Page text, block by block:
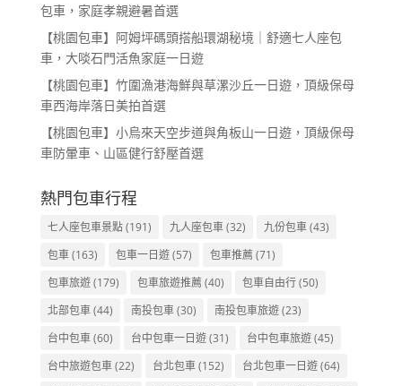
包車，家庭孝親避暑首選
【桃園包車】阿姆坪碼頭搭船環湖秘境｜舒適七人座包
車，大啖石門活魚家庭一日遊
【桃園包車】竹圍漁港海鮮與草漯沙丘一日遊，頂級保母
車西海岸落日美拍首選
【桃園包車】小烏來天空步道與角板山一日遊，頂級保母
車防暈車、山區健行舒壓首選
熱門包車行程
七人座包車景點(191) 九人座包車(32) 九份包車(43)
包車(163) 包車一日遊(57) 包車推薦(71)
包車旅遊(179) 包車旅遊推薦(40) 包車自由行(50)
北部包車(44) 南投包車(30) 南投包車旅遊(23)
台中包車(60) 台中包車一日遊(31) 台中包車旅遊(45)
台中旅遊包車(22) 台北包車(152) 台北包車一日遊(64)